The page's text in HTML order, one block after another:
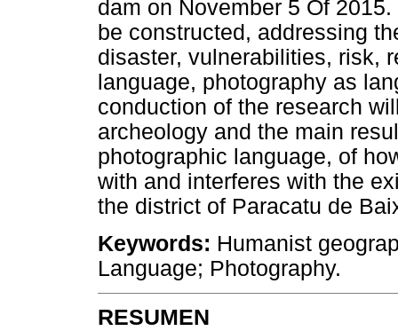
dam on November 5 Of
be constructed, addressing
disaster, vulnerabilities, risk,
language, photography as
conduction of the research
archeology and the main
photographic language, of
with and interferes with the
the district of Paracatu de
Keywords: Humanist
Language; Photography.
RESUMEN